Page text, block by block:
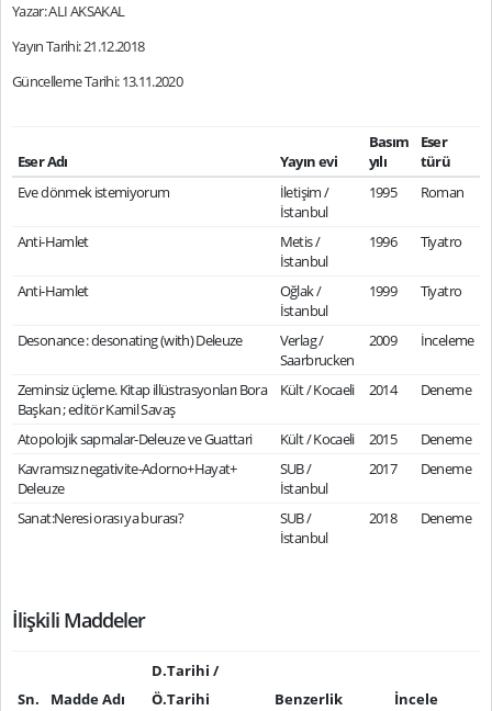
Yazar: ALI AKSAKAL
Yayın Tarihi: 21.12.2018
Güncelleme Tarihi: 13.11.2020
Eser Adı Yayın evi
Basım
yılı
Eser
türü
Eve dönmek istemiyorum
İletişim /
İstanbul
1995 Roman
Anti-Hamlet
Metis /
İstanbul
1996 Tiyatro
Anti-Hamlet
Oğlak /
İstanbul
1999 Tiyatro
Desonance : desonating (with) Deleuze
Verlag /
Saarbrucken
2009 İnceleme
Zeminsiz üçleme. Kitap illüstrasyonları Bora
Başkan ; editör Kamil Savaş
Kült / Kocaeli 2014 Deneme
Atopolojik sapmalar-Deleuze ve Guattari Kült / Kocaeli 2015
Deneme
Kavramsız negativite-Adorno+Hayat+
Deleuze
SUB /
İstanbul
2017 Deneme
Sanat:Neresi orası ya burası?
SUB /
İstanbul
2018 Deneme
İlişkili Maddeler
Sn. Madde Adı
D.Tarihi /
Ö.Tarihi
Benzerlik
İncele